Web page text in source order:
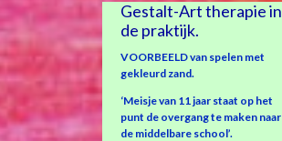
Gestalt-Art therapie in
de praktijk.
VOORBEELD van spelen met
gekleurd zand.
‘Meisje van 11 jaar staat op het
punt de overgang te maken naar
de middelbare school’.